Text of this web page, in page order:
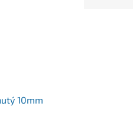
10mm